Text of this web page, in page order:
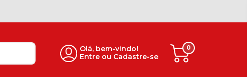
Olá, bem-vindo!
Entre ou Cadastre-se
0